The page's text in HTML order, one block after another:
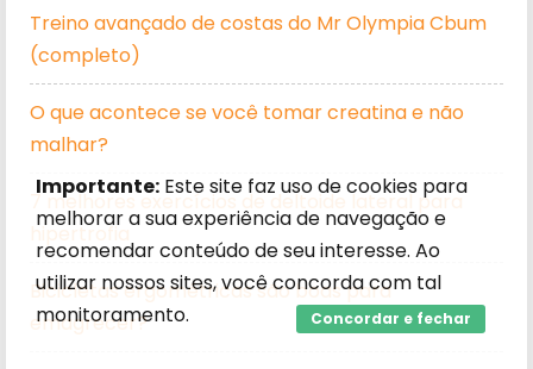
Treino avançado de costas do Mr Olympia Cbum
(completo)
O que acontece se você tomar creatina e não
malhar?
7 melhores exercícios de deltoide lateral para
hipertrofia
Bicicletas ergométricas são boas para
emagrecer?
Importante: Este site faz uso de cookies para
melhorar a sua experiência de navegação e
recomendar conteúdo de seu interesse. Ao
utilizar nossos sites, você concorda com tal
monitoramento.
Concordar e fechar